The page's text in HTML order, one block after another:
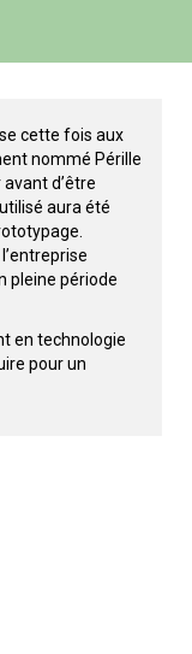
cette fois aux
nommé Pérille
d’être
aura été
pleine période
en technologie
pour un